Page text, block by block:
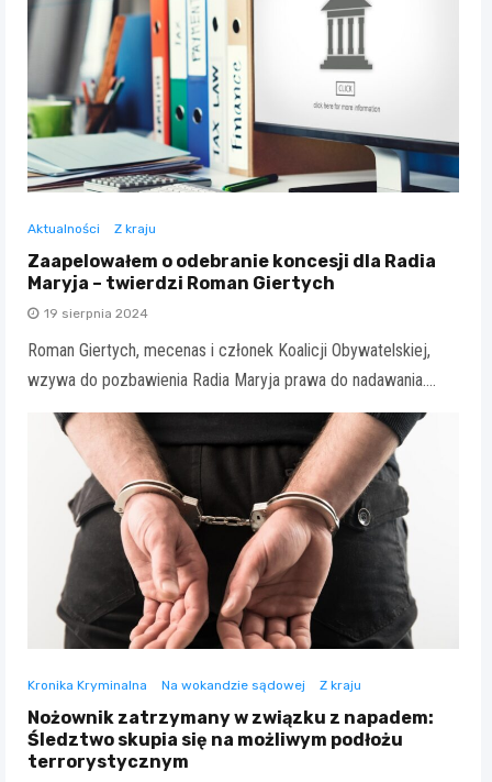
Aktualności Z kraju
Zaapelowałem o odebranie koncesji dla Radia
Maryja – twierdzi Roman Giertych
19 sierpnia 2024
Roman Giertych, mecenas i członek Koalicji Obywatelskiej,
wzywa do pozbawienia Radia Maryja prawa do nadawania.…
Kronika Kryminalna Na wokandzie sądowej Z kraju
Nożownik zatrzymany w związku z napadem:
Śledztwo skupia się na możliwym podłożu
terrorystycznym